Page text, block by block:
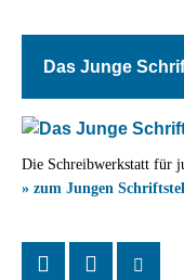
Das Junge
Die Schreibwerkstatt für
» zum Jungen